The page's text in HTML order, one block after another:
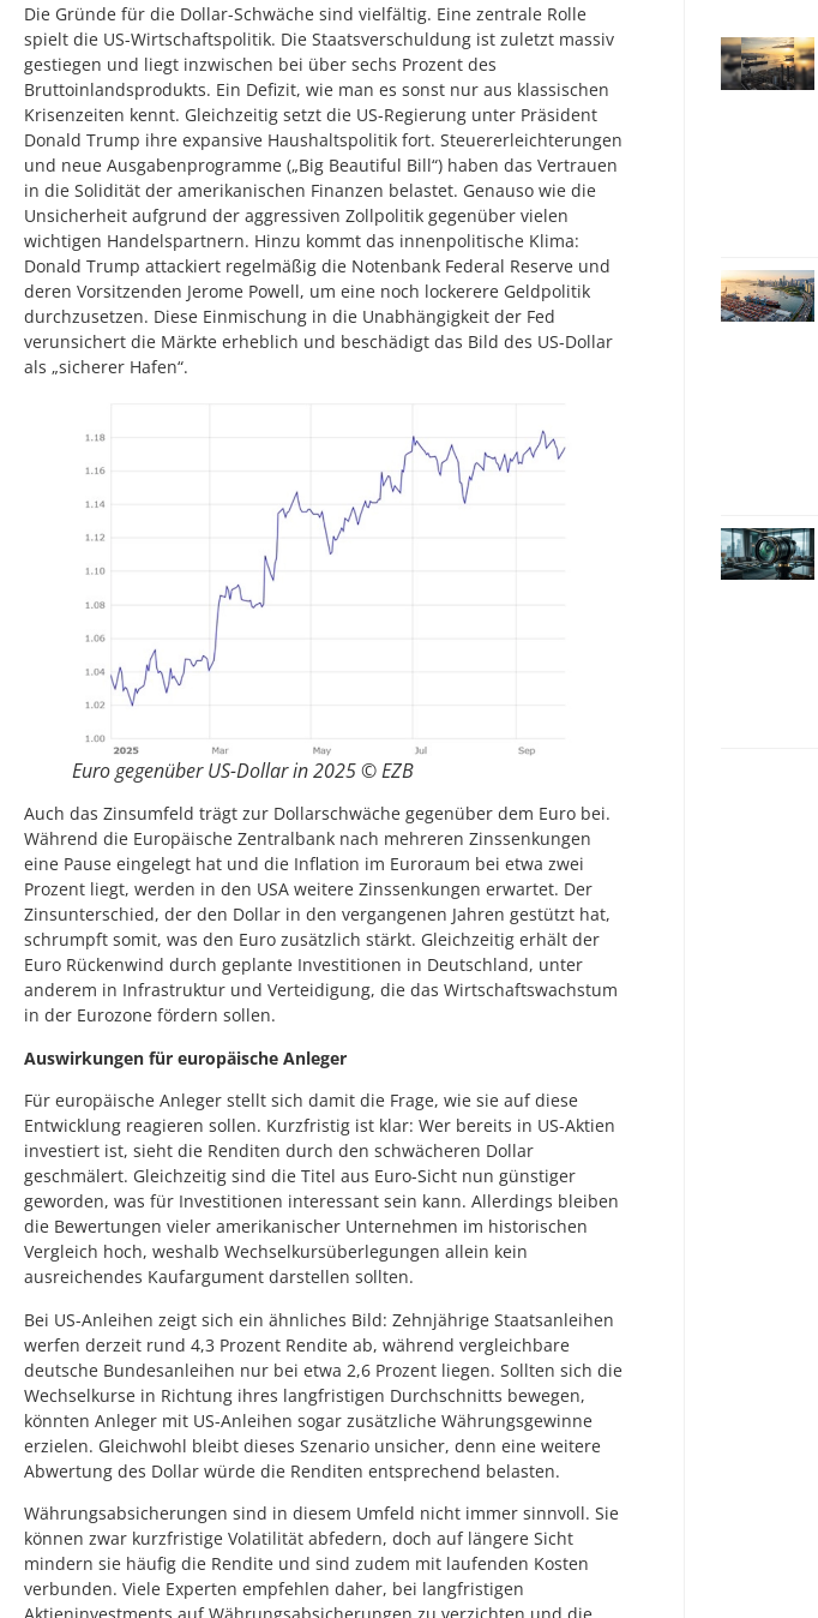
Die Gründe für die Dollar-Schwäche sind vielfältig. Eine zentrale Rolle
spielt die US-Wirtschaftspolitik. Die Staatsverschuldung ist zuletzt massiv
gestiegen und liegt inzwischen bei über sechs Prozent des
Bruttoinlandsprodukts. Ein Defizit, wie man es sonst nur aus klassischen
Krisenzeiten kennt. Gleichzeitig setzt die US-Regierung unter Präsident
Donald Trump ihre expansive Haushaltspolitik fort. Steuererleichterungen
und neue Ausgabenprogramme („Big Beautiful Bill“) haben das Vertrauen
in die Solidität der amerikanischen Finanzen belastet. Genauso wie die
Unsicherheit aufgrund der aggressiven Zollpolitik gegenüber vielen
wichtigen Handelspartnern. Hinzu kommt das innenpolitische Klima:
Donald Trump attackiert regelmäßig die Notenbank Federal Reserve und
deren Vorsitzenden Jerome Powell, um eine noch lockerere Geldpolitik
durchzusetzen. Diese Einmischung in die Unabhängigkeit der Fed
verunsichert die Märkte erheblich und beschädigt das Bild des US-Dollar
als „sicherer Hafen“.
Euro gegenüber US-Dollar in 2025 © EZB
Auch das Zinsumfeld trägt zur Dollarschwäche gegenüber dem Euro bei.
Während die Europäische Zentralbank nach mehreren Zinssenkungen
eine Pause eingelegt hat und die Inflation im Euroraum bei etwa zwei
Prozent liegt, werden in den USA weitere Zinssenkungen erwartet. Der
Zinsunterschied, der den Dollar in den vergangenen Jahren gestützt hat,
schrumpft somit, was den Euro zusätzlich stärkt. Gleichzeitig erhält der
Euro Rückenwind durch geplante Investitionen in Deutschland, unter
anderem in Infrastruktur und Verteidigung, die das Wirtschaftswachstum
in der Eurozone fördern sollen.
Auswirkungen für europäische Anleger
Für europäische Anleger stellt sich damit die Frage, wie sie auf diese
Entwicklung reagieren sollen. Kurzfristig ist klar: Wer bereits in US-Aktien
investiert ist, sieht die Renditen durch den schwächeren Dollar
geschmälert. Gleichzeitig sind die Titel aus Euro-Sicht nun günstiger
geworden, was für Investitionen interessant sein kann. Allerdings bleiben
die Bewertungen vieler amerikanischer Unternehmen im historischen
Vergleich hoch, weshalb Wechselkursüberlegungen allein kein
ausreichendes Kaufargument darstellen sollten.
Bei US-Anleihen zeigt sich ein ähnliches Bild: Zehnjährige Staatsanleihen
werfen derzeit rund 4,3 Prozent Rendite ab, während vergleichbare
deutsche Bundesanleihen nur bei etwa 2,6 Prozent liegen. Sollten sich die
Wechselkurse in Richtung ihres langfristigen Durchschnitts bewegen,
könnten Anleger mit US-Anleihen sogar zusätzliche Währungsgewinne
erzielen. Gleichwohl bleibt dieses Szenario unsicher, denn eine weitere
Abwertung des Dollar würde die Renditen entsprechend belasten.
Währungsabsicherungen sind in diesem Umfeld nicht immer sinnvoll. Sie
können zwar kurzfristige Volatilität abfedern, doch auf längere Sicht
mindern sie häufig die Rendite und sind zudem mit laufenden Kosten
verbunden. Viele Experten empfehlen daher, bei langfristigen